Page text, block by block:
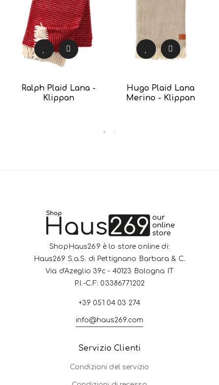
Ralph Plaid Lana -
Klippan
Hugo Plaid Lana
Merino - Klippan
ShopHaus269 è lo store online di:
Haus269 S.a.S. di Pettignano Barbara & C.
Via d'Azeglio 39c - 40123 Bologna IT
P.I.-C.F: 03386771202
+39 051 04 03 274
info@haus269.com
Servizio Clienti
Condizioni del servizio